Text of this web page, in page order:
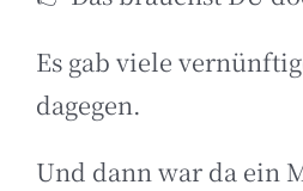
Es gab viele
dagegen.
Und dann war da ein